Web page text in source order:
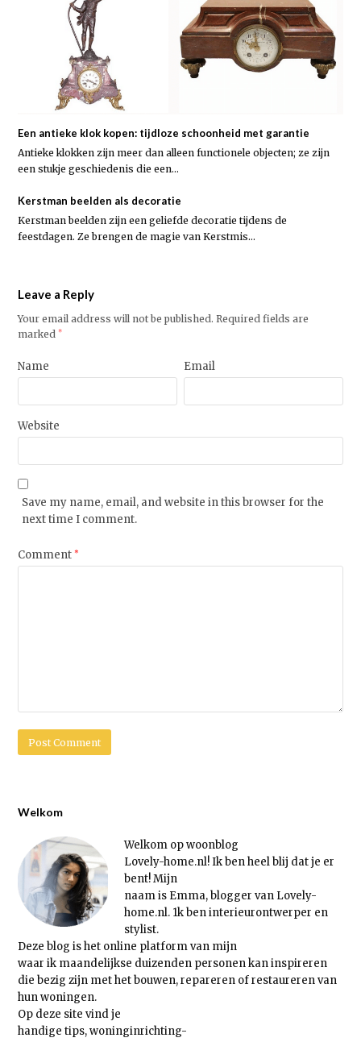
Een antieke klok kopen: tijdloze schoonheid met garantie
Antieke klokken zijn meer dan alleen functionele objecten; ze zijn
een stukje geschiedenis die een…
Kerstman beelden als decoratie
Kerstman beelden zijn een geliefde decoratie tijdens de
feestdagen. Ze brengen de magie van Kerstmis…
Leave a Reply
Your email address will not be published. Required fields are
marked*
Name Email
Website
Save my name, email, and website in this browser for the
next time I comment.
Comment*
Welkom
Welkom op woonblog
Lovely-home.nl! Ik ben heel blij dat je er
bent! Mijn
naam is Emma, blogger van Lovely-
home.nl. 1k ben interieurontwerper en
stylist.
Deze blog is het online platform van mijn
waar ik maandelijkse duizenden personen kan inspireren
die bezig zijn met het bouwen, repareren of restaureren van
hun woningen.
Op deze site vind je
handige tips, woninginrichting-